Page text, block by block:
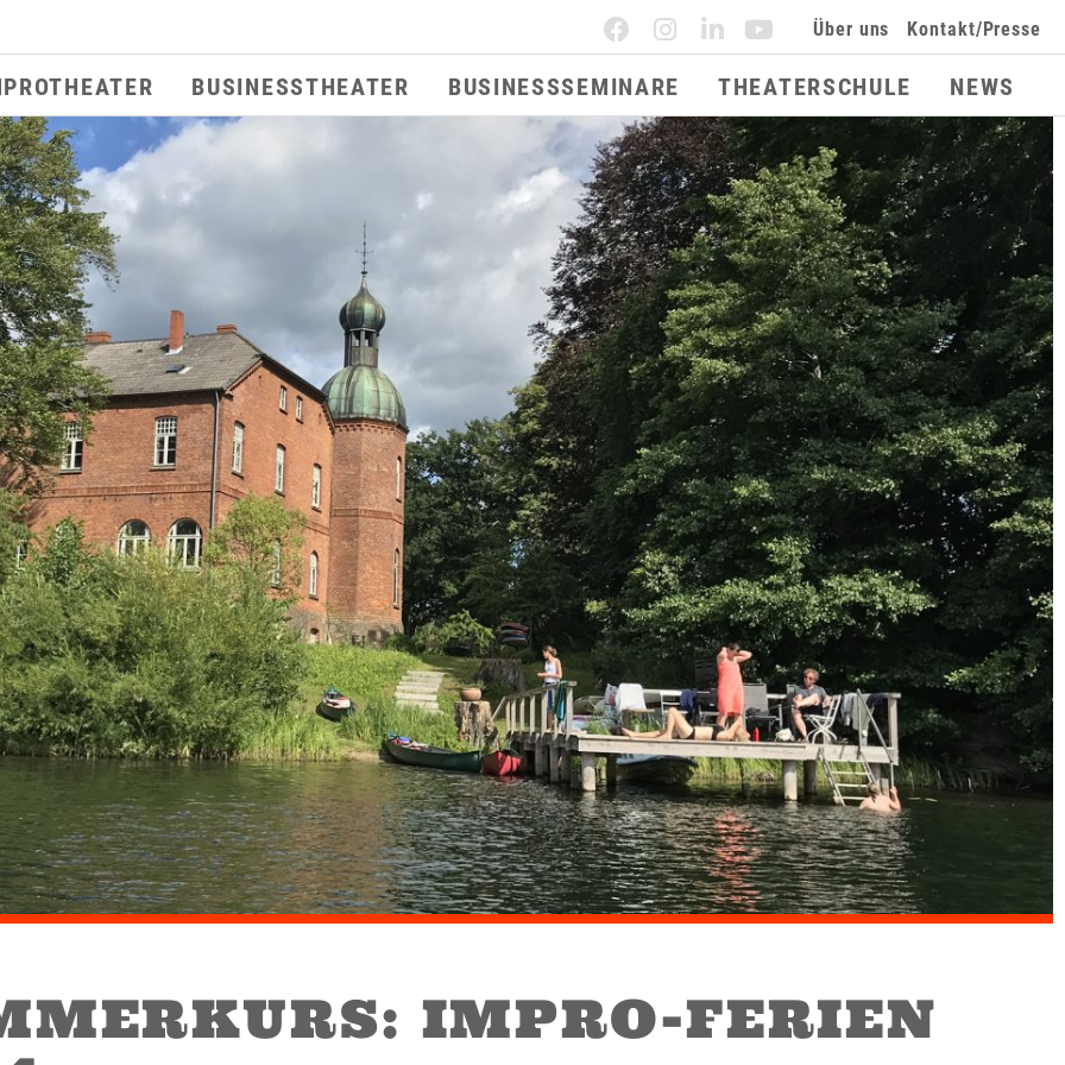
Über uns Kontakt/Presse
BUSINESSTHEATER BUSINESSSEMINARE THEATERSCHULE NEWS
IMPRO-FERIEN